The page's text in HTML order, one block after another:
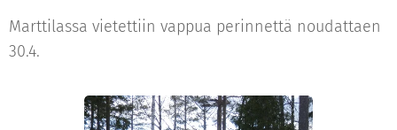
Marttilassa vietettiin vappua perinnettä noudattaen
30.4.